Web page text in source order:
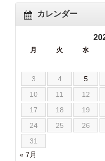
カレンダー
月 火 水
3
4 5
10
11 12
17
18 19
24
25 26
31
« 7月